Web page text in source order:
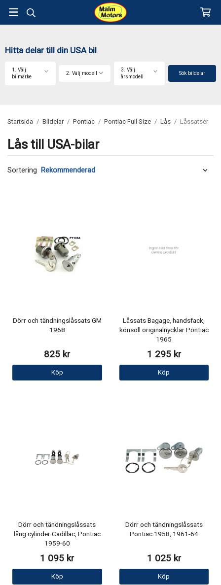
Hitta delar till din USA bil
1. Välj
bilmärke
2. Välj modell
3. Välj
årsmodell
Sök bildelar
Startsida / Bildelar / Pontiac / Pontiac Full Size / Lås / Låssatser
Lås till USA-bilar
Sortering
Dörr och tändningslåssats GM
1968
825 kr
Köp
Låssats Bagage, handsfack,
konsoll originalnycklar Pontiac
1965
1 295 kr
Köp
Dörr och tändningslåssats
lång cylinder Cadillac, Pontiac
1959-60
1 095 kr
Köp
Dörr och tändningslåssats
Pontiac 1958, 1961-64
1 025 kr
Köp